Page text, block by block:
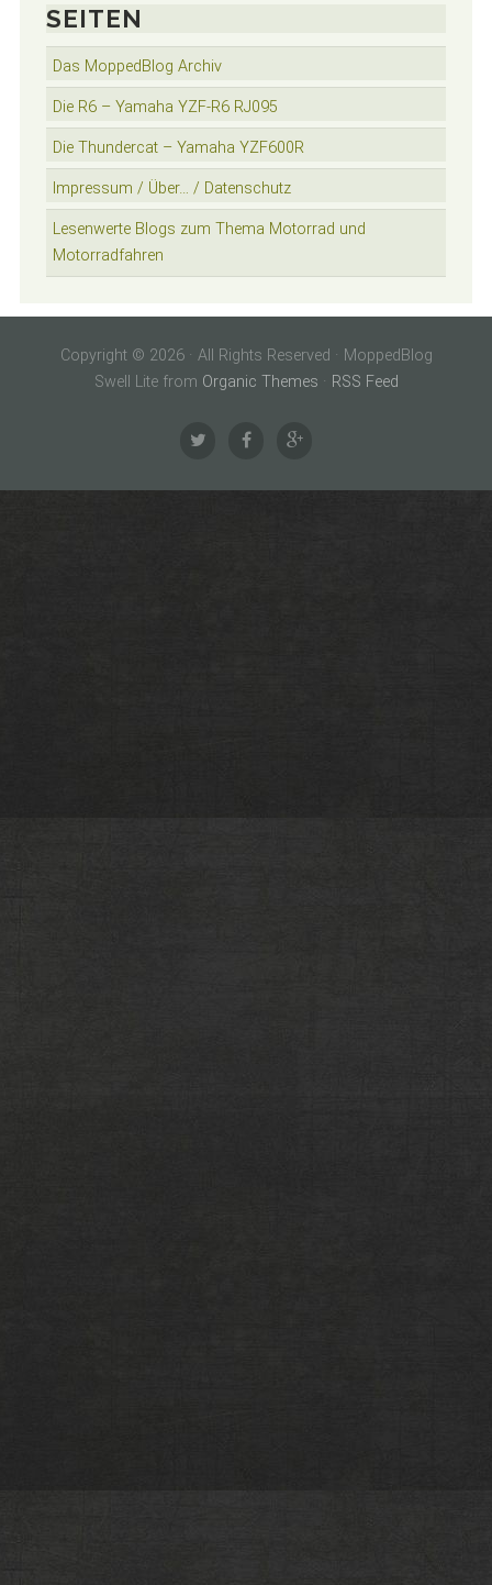
SEITEN
Das MoppedBlog Archiv
Die R6 – Yamaha YZF-R6 RJ095
Die Thundercat – Yamaha YZF600R
Impressum / Über… / Datenschutz
Lesenwerte Blogs zum Thema Motorrad und
Motorradfahren
Copyright © 2026 · All Rights Reserved · MoppedBlog
Swell Lite from Organic Themes · RSS Feed